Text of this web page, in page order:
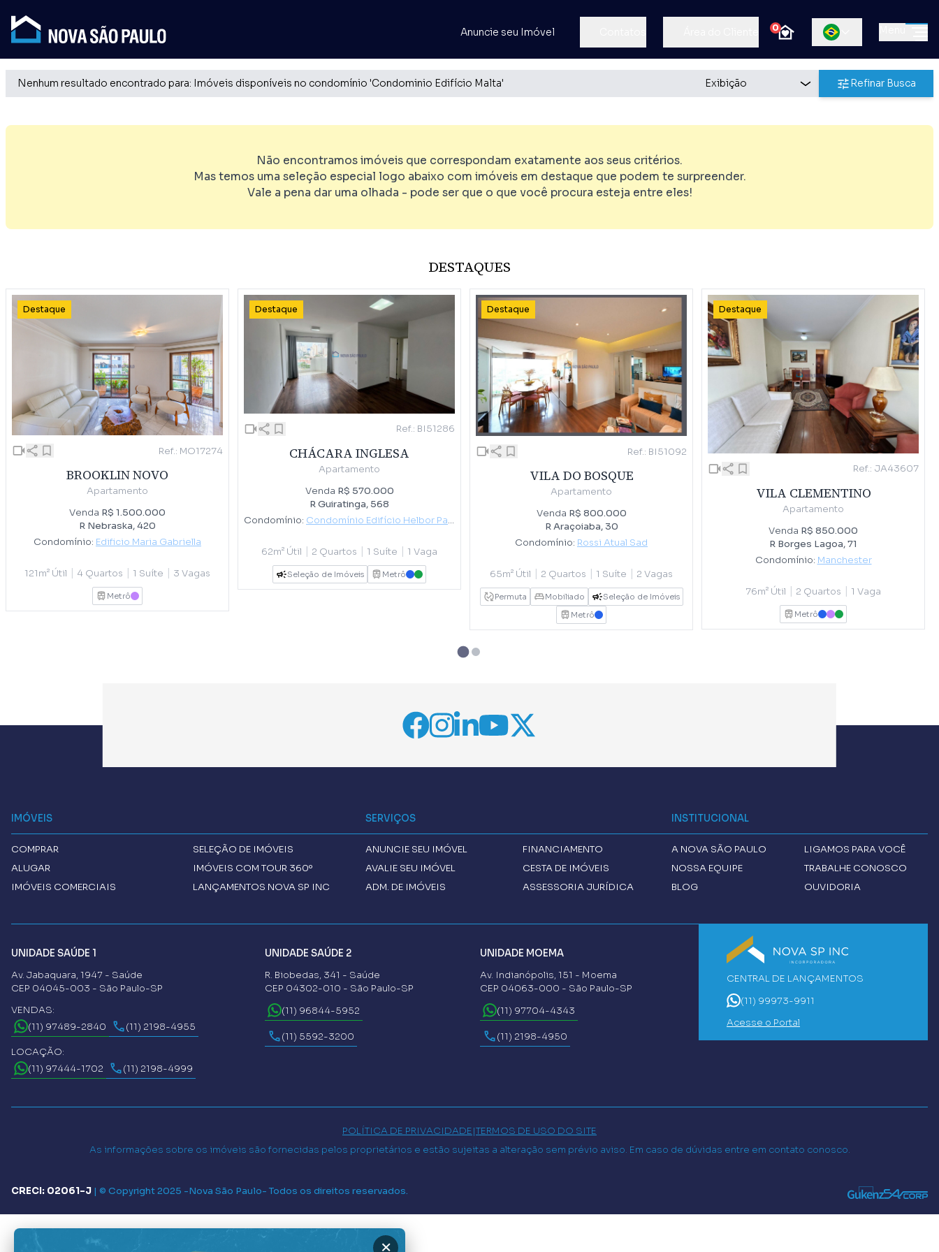
Anuncie seu Imóvel 0
Nenhum resultado encontrado para: Imóveis disponíveis no condomínio 'Condominio Edifício Malta' Refinar Busca
Não encontramos imóveis que correspondam exatamente aos seus critérios.
Mas temos uma seleção especial logo abaixo com imóveis em destaque que podem te surpreender.
Vale a pena dar uma olhada - pode ser que o que você procura esteja entre eles!
DESTAQUES
Destaque
Ref.: MO17274
BROOKLIN NOVO
Apartamento
Venda R$ 1.500.000
R Nebraska, 420
Condomínio: Edificio Maria Gabriella
121m² Útil 4 Quartos 1 Suíte 3 Vagas
Metrô LILAS
Destaque
Ref.: BI51286
CHÁCARA INGLESA
Apartamento
Venda R$ 570.000
R Guiratinga, 568
Condomínio: Condomínio Edifício Helbor Park
62m² Útil | 2 Quartos | 1 Suíte | 1 Vaga
Seleção de Imóveis Metrô AZULVERDE
Destaque
Ref.: BI51092
VILA DO BOSQUE
Apartamento
Venda R$ 800.000
R Araçoiaba, 30
Condomínio: Rossi Atual Sad
65m² Útil 2 Quartos 1 Suíte 2 Vagas
Permuta Mobiliado
Seleção de Imóveis
Metrô
AZUL
Destaque
Ref.: JA43607
VILA CLEMENTINO
Apartamento
Venda R$ 850.000
R Borges Lagoa, 71
Condomínio: Manchester
76m² Útil | 2 Quartos | 1 Vaga
Metrô AZUL
LILASVERDE
IMÓVEIS
COMPRAR
ALUGAR
IMÓVEIS COMERCIAIS
SELEÇÃO DE IMÓVEIS
IMÓVEIS COM TOUR 360º
LANÇAMENTOS NOVA SP INC
SERVIÇOS
ANUNCIE SEU IMÓVEL
AVALIE SEU IMÓVEL
ADM. DE IMÓVEIS
FINANCIAMENTO
CESTA DE IMÓVEIS
ASSESSORIA JURÍDICA
INSTITUCIONAL
A NOVA SÃO PAULO
NOSSA EQUIPE
BLOG
LIGAMOS PARA VOCÊ
TRABALHE CONOSCO
OUVIDORIA
UNIDADE SAÚDE 1
Av. Jabaquara, 1947 - Saúde
CEP 04045-003 - São Paulo-SP
VENDAS:
(11) 97489-2840
(11) 2198-4955
LOCAÇÃO:
(11) 97444-1702
(11) 2198-4999
UNIDADE SAÚDE 2
R. Biobedas, 341 - Saúde
CEP 04302-010 - São Paulo-SP
(11) 96844-5952
(11) 5592-3200
UNIDADE MOEMA
Av. Indianópolis, 151 - Moema
CEP 04063-000 - São Paulo-SP
(11) 97704-4343
(11) 2198-4950
CENTRAL DE LANÇAMENTOS
(11) 99973-9911
Acesse o Portal
POLÍTICA DE PRIVACIDADE|TERMOS DE USO DO SITE
As informações sobre os imóveis são fornecidas pelos proprietários e estão sujeitas a alteração sem prévio aviso. Em caso de dúvidas entre em contato conosco.
CRECI: 02061-J | © Copyright 2025 -Nova São Paulo- Todos os direitos reservados.